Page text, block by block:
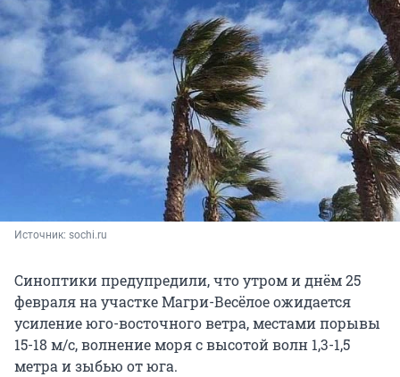
Источник: sochi.ru
Синоптики предупредили, что утром и днём 25
февраля на участке Магри-Весёлое ожидается
усиление юго-восточного ветра, местами порывы
15-18 м/с, волнение моря с высотой волн 1,3-1,5
метра и зыбью от юга.